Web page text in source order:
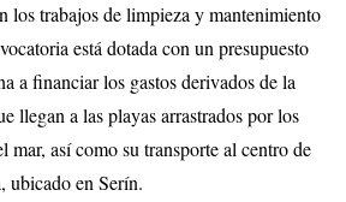
los trabajos de limpieza y mantenimiento
está dotada con un presupuesto
a financiar los gastos derivados de la
llegan a las playas arrastrados por los
mar, así como su transporte al centro de
ubicado en Serín.